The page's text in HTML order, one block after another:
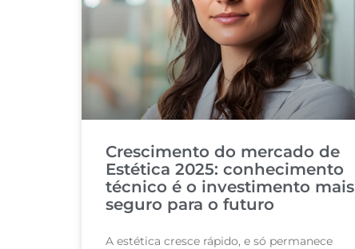
Crescimento do mercado de
Estética 2025: conhecimento
técnico é o investimento mais
seguro para o futuro
A estética cresce rápido, e só permanece